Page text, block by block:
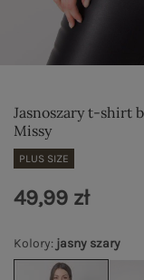
Jasnoszary t-shirt
Missy
PLUS SIZE
Kolory: jasny szary
49,99 zł